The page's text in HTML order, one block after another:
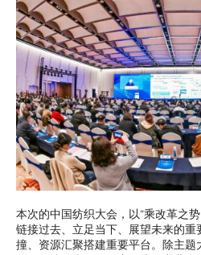
本次的中国纺织大会，以“乘改革之
链接过去、立足当下、展望未来的
撞、资源汇聚搭建重要平台。除主